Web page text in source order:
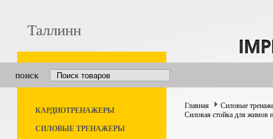
Таллинн
поиск
КАРДИОТРЕНАЖЕРЫ
СИЛОВЫЕ ТРЕНАЖЕРЫ
Главная
Силовые
Силовая стойка для жимов